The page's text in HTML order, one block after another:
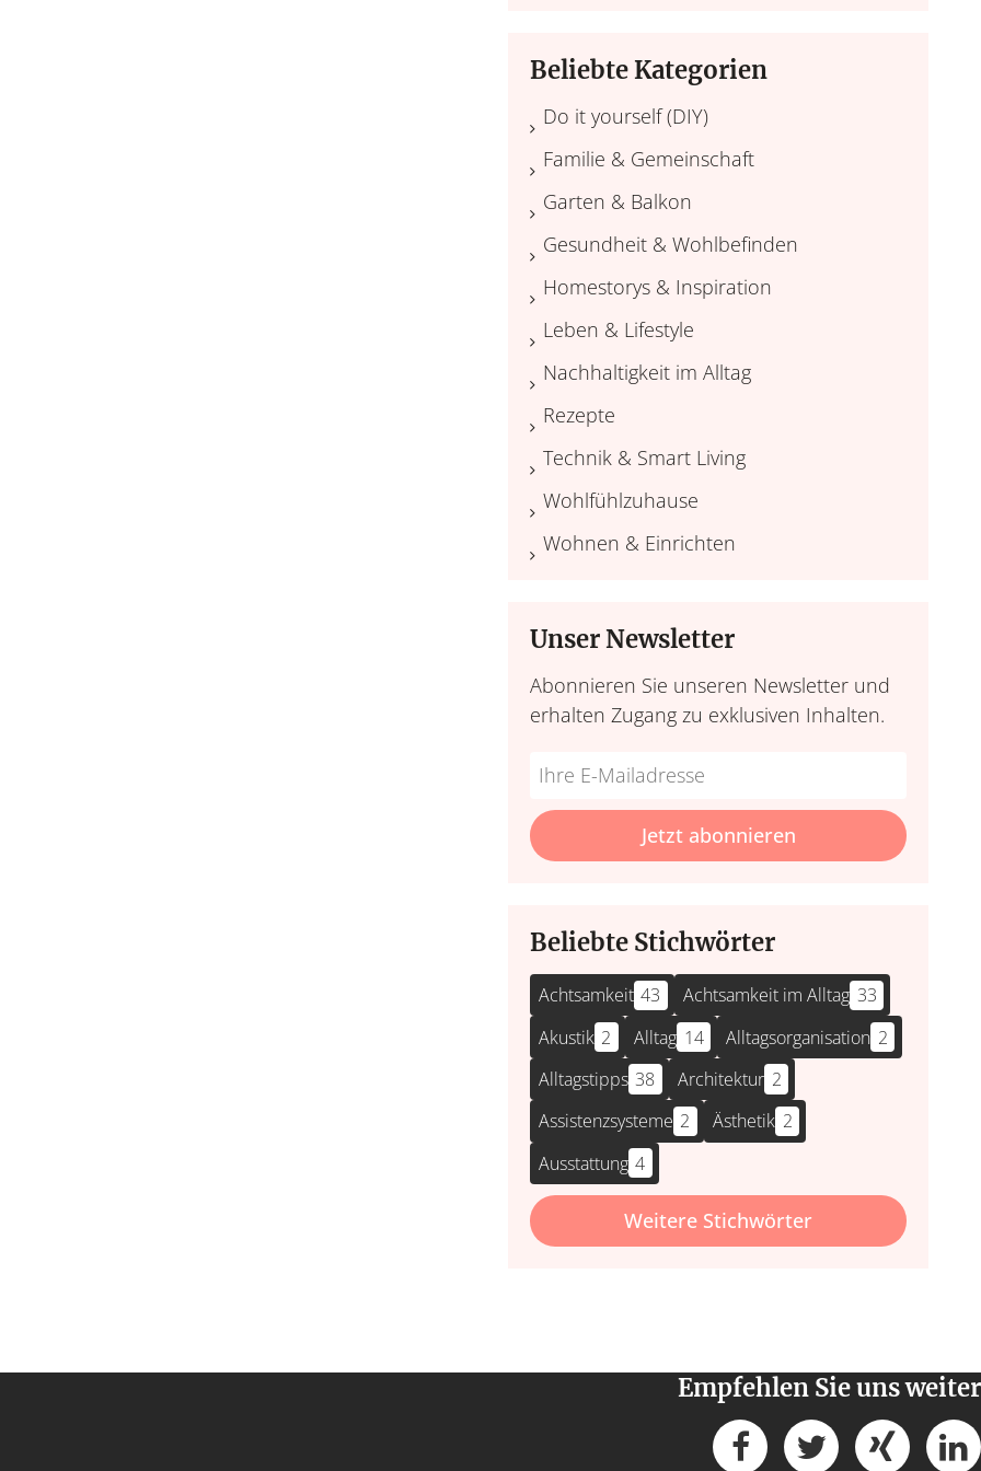
Beliebte Kategorien
Do it yourself (DIY)
Familie & Gemeinschaft
Garten & Balkon
Gesundheit & Wohlbefinden
Homestorys & Inspiration
Leben & Lifestyle
Nachhaltigkeit im Alltag
Rezepte
Technik & Smart Living
Wohlfühlzuhause
Wohnen & Einrichten
Unser Newsletter
Abonnieren Sie unseren Newsletter und
erhalten Zugang zu exklusiven Inhalten.
Do
fill
this
*Ihre
Mailadresse:Jetzt abonnieren
Beliebte Stichwörter
Achtsamkeit 43 Achtsamkeit im Alltag 33
Akustik 2 Alltag 14 Alltagsorganisation 2
Alltagstipps 38 Architektur 2
Assistenzsysteme 2 Ästhetik 2
Ausstattung 4
Weitere Stichwörter
Empfehlen Sie uns weiter